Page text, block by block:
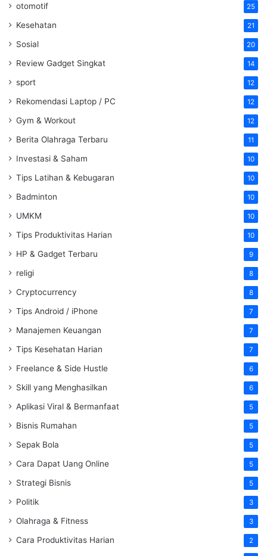
otomotif 25
Kesehatan 21
Sosial 20
Review Gadget Singkat 14
sport 12
Rekomendasi Laptop / PC 12
Gym & Workout 12
Berita Olahraga Terbaru 11
Investasi & Saham 10
Tips Latihan & Kebugaran 10
Badminton 10
UMKM 10
Tips Produktivitas Harian 10
HP & Gadget Terbaru 9
religi 8
Cryptocurrency 8
Tips Android / iPhone 7
Manajemen Keuangan 7
Tips Kesehatan Harian 7
Freelance & Side Hustle 6
Skill yang Menghasilkan 6
Aplikasi Viral & Bermanfaat 5
Bisnis Rumahan 5
Sepak Bola 5
Cara Dapat Uang Online 5
Strategi Bisnis 5
Politik 3
Olahraga & Fitness 3
Cara Produktivitas Harian 2